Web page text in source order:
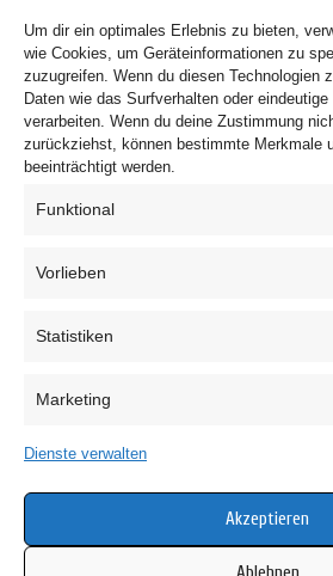
Um dir ein optimales Erlebnis zu bieten,
wie Cookies, um Geräteinformationen zu
zuzugreifen. Wenn du diesen Technologien
Daten wie das Surfverhalten oder
verarbeiten. Wenn du deine Zustimmung
zurückziehst, können bestimmte Merkmale
beeinträchtigt werden.
Funktional
Vorlieben
Statistiken
Marketing
Dienste verwalten
Akzeptieren
Cookie-Richtlinie